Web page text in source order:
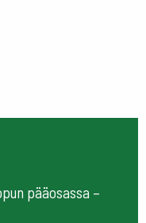
pääosassa –